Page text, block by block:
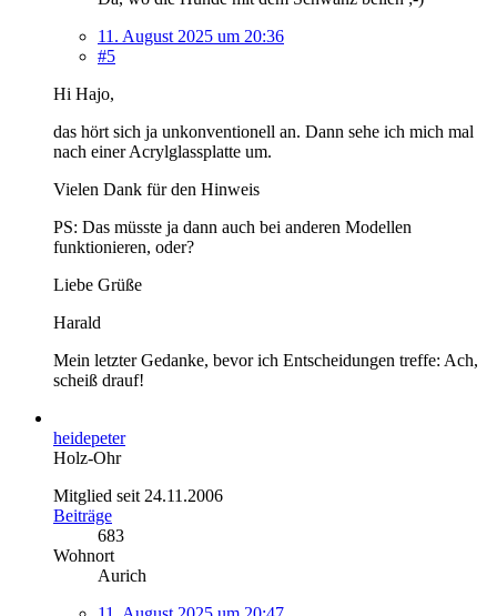
11. August 2025 um 20:36
#5
Hi Hajo,
das hört sich ja unkonventionell an. Dann sehe ich mich mal
nach einer Acrylglassplatte um.
Vielen Dank für den Hinweis
PS: Das müsste ja dann auch bei anderen Modellen
funktionieren, oder?
Liebe Grüße
Harald
Mein letzter Gedanke, bevor ich Entscheidungen treffe: Ach,
scheiß drauf!
heidepeter
Holz-Ohr
Mitglied seit 24.11.2006
Beiträge
683
Wohnort
Aurich